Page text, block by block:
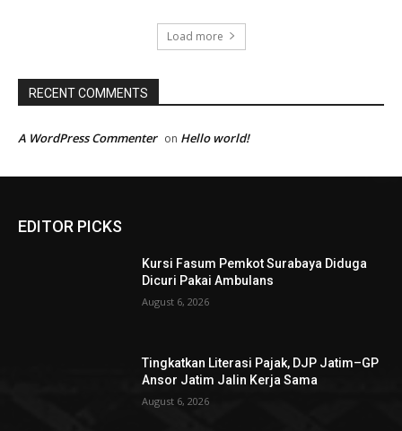
Load more
RECENT COMMENTS
A WordPress Commenter on Hello world!
EDITOR PICKS
Kursi Fasum Pemkot Surabaya Diduga
Dicuri Pakai Ambulans
August 6, 2026
Tingkatkan Literasi Pajak, DJP Jatim–GP
Ansor Jatim Jalin Kerja Sama
August 6, 2026